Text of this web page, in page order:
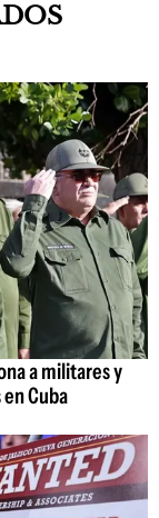
a militares y
Cuba